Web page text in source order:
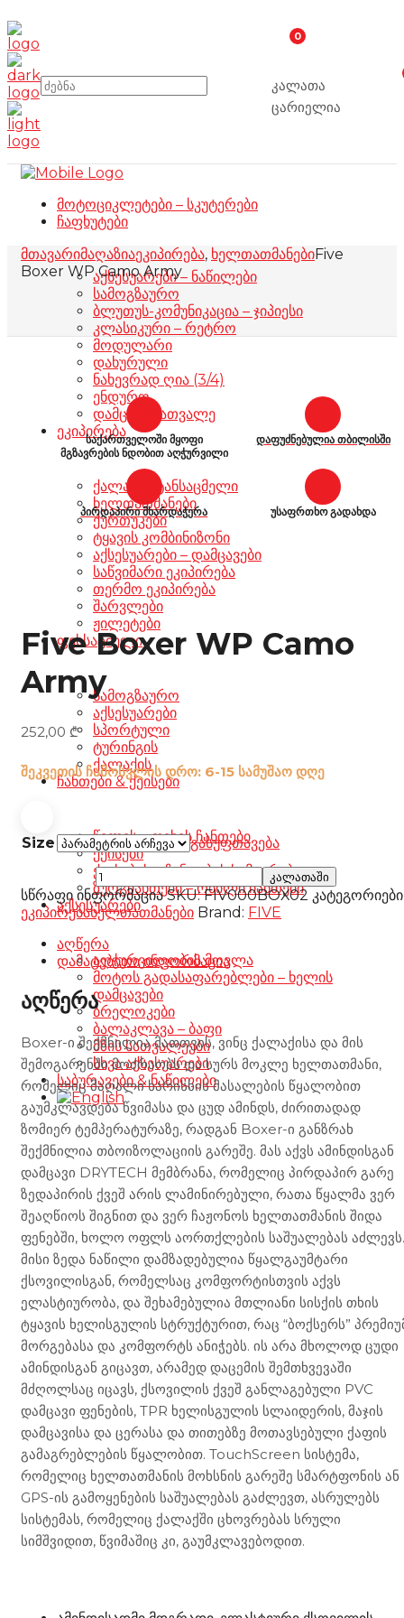
0
კალათა
ცარიელია
მოტოციკლეტები – სკუტერები
ჩაფხუტები
აქსესუარები – ნაწილები
სამოგზაურო
ბლუთუს-კომუნიკაცია – ჯიპიესი
კლასიკური – რეტრო
მოდულარი
დახურული
ნახევრად ღია (3/4)
ენდურო
დამცავი სათვალე
ეკიპირება
ქალაქის ტანსაცმელი
ხელთათმანები
ქურთუკები
ტყავის კომბინიზონი
აქსესუარები – დამცავები
საწვიმარი ეკიპირება
თერმო ეკიპირება
შარვლები
ჟილეტები
ფეხსაცმელი
სამოგზაურო
აქსესუარები
სპორტული
ტურინგის
ქალაქის
ჩანთები & ქეისები
წელის – ფეხის ჩანთები
ქეისები
ქეისების – ჩანთების სამაგრები
ზურგჩანთები – რბილი ჩანთები
აქსესუარები
აღჭურვილობის მოვლა
მოტოს გადასაფარებლები – ხელის
დამცავები
ბრელოკები
ბალაკლავა – ბაფი
მზის სათვალეები
სხვა აქსესუარები
საბურავები & ნაწილები
მთავარიმაღაზიაეკიპირება, ხელთათმანებიFive
Boxer WP Camo Army
საქართველოში მყოფი
მგზავრების ნდობით აღჭურვილი
დაფუძნებულია თბილისში
პირდაპირი მხარდაჭერა უსაფრთხო გადახდა
Five Boxer WP Camo
Army
252,00 ₾
შეკვეთის ჩამოსვლის დრო: 6-15 სამუშაო დღე
Size
გასუფთავება
Five
Boxer
WP
Camo
Army
რაოდენობა
კალათაში
სწრაფი ინფორმაცია SKU:FIV000BOX02 კატეგორიები
ეკიპირებახელთათმანები Brand: FIVE
აღწერა
დამატებითი ინფორმაცია
აღწერა
Boxer-ი შექმნილია მათთვის, ვინც ქალაქისა და მის
შემოგარენში მოძრაობს და სურს მოკლე ხელთათმანი,
რომელიც მაღალი ხარისხის მასალების წყალობით
გაუმკლავდება წვიმასა და ცუდ ამინდს, ძირითადად
ზომიერ ტემპერატურაზე, რადგან Boxer-ი განზრახ
შექმნილია თბოიზოლაციის გარეშე. მას აქვს ამინდისგან
დამცავი DRYTECH მემბრანა, რომელიც პირდაპირ გარე
ზედაპირის ქვეშ არის ლამინირებული, რათა წყალმა ვერ
შეაღწიოს შიგნით და ვერ ჩაჟონოს ხელთათმანის შიდა
ფენებში, ხოლო ოფლს აორთქლების საშუალებას აძლევს.
მისი ზედა ნაწილი დამზადებულია წყალგაუმტარი
ქსოვილისგან, რომელსაც კომფორტისთვის აქვს
ელასტიურობა, და შეხამებულია მთლიანი სისქის თხის
ტყავის ხელისგულის სტრუქტურით, რაც “ბოქსერს”
მორგებასა და კომფორტს ანიჭებს. ის არა მხოლოდ ცუდი
ამინდისგან გიცავთ, არამედ დაცემის შემთხვევაში
მძღოლსაც იცავს, ქსოვილის ქვეშ განლაგებული PVC
დამცავი ფენების, TPR ხელისგულის სლაიდერის, მაჯის
დამცავისა და ცერასა და თითებზე მოთავსებული ქაფის
გამაგრებლების წყალობით. TouchScreen სისტემა,
რომელიც ხელთათმანის მოხსნის გარეშე სმარტფონის ან
GPS-ის გამოყენების საშუალებას გაძლევთ, ასრულებს
სისტემას, რომელიც ქალაქში ცხოვრებას სრული
სიმშვიდით, წვიმაშიც კი, გაუმკლავებოდით.